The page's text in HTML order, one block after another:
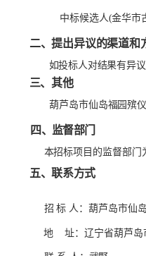
中标候选人(金华市
二、提出异议的渠道和
如投标人对结果有异
三、其他
葫芦岛市仙岛福园殡
四、监督部门
本招标项目的监督部门
五、联系方式
招 标 人：葫芦岛市仙
地 址： 辽宁省葫芦岛